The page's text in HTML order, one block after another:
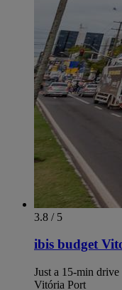
3.8 / 5
ibis budget
Just a 15-min
Vitória Port